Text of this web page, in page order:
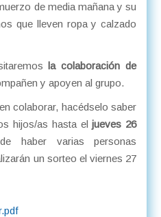
de media mañana y su
que lleven ropa y calzado
la colaboración de
y apoyen al grupo.
colaborar, hacédselo saber
hijos/as hasta eljueves 26
haber varias personas
un sorteo el viernes 27